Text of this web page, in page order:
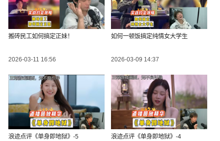
搬砖民工如何搞定正妹！
2026-03-11 16:56
如何一顿饭搞定纯情女大学生
2026-03-09 14:37
浪迹点评《单身即地狱》-5 浪迹点评《单身即地狱》-4